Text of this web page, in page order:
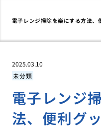
電子レンジ掃除を楽にする方法、
2025.03.10
未分類
電子レンジ
法、便利グ